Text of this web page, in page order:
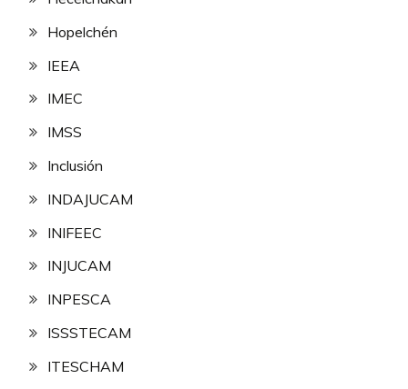
Hopelchén
IEEA
IMEC
IMSS
Inclusión
INDAJUCAM
INIFEEC
INJUCAM
INPESCA
ISSSTECAM
ITESCHAM